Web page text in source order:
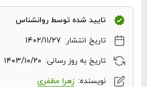
تایید شده توسط روانشناس
تاریخ انتشار: ۱۴۰۲/۱۱/۲۷
تاریخ به روز رسانی: ۱۴۰۳/۱۰/۲۰
نویسنده: زهرا مظفری